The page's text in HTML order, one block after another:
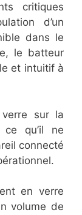
critiques
d’un
dans le
le batteur
et intuitif à
verre sur la
qu’il ne
connecté
en verre
volume de